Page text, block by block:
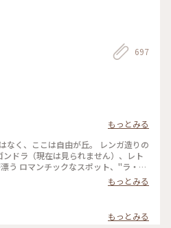
697
もっとみる
なく、ここは自由が丘。 レンガ造りの
ドラ（現在は見られません）、レト
う ロマンチックなスポット、"ラ・ヴ
イトアップがきれい☺️♡ 写真を撮るの
あります。 近場ながら、今回 初めて
は、お気に入りの テニスショップが
何代か変わり…今は、革製品のお店や
どが 入っています。 #わたしの散歩道
もっとみる
もっとみる